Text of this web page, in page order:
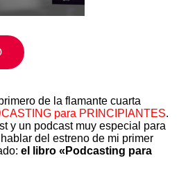
de la flamante cuarta
para PRINCIPIANTES.
y un podcast muy especial para
del estreno de mi primer
el libro «Podcasting para